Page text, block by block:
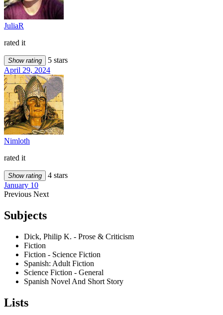
JuliaR
rated it
Show rating
5 stars
April 29, 2024
Nimloth
rated it
Show rating
4 stars
January 10
Previous Next
Subjects
Dick, Philip K. - Prose & Criticism
Fiction
Fiction - Science Fiction
Spanish: Adult Fiction
Science Fiction - General
Spanish Novel And Short Story
Lists